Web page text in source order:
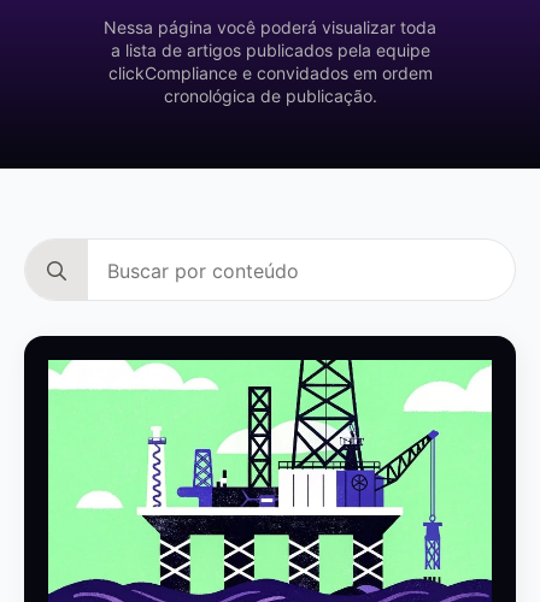
Nessa página você poderá visualizar toda
a lista de artigos publicados pela equipe
clickCompliance e convidados em ordem
cronológica de publicação.
for: